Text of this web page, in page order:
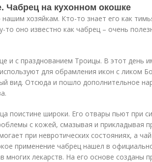
Чабрец на кухонном окошке
хозяйкам. Кто-то знает его как
то оно известно как чабрец – очень
и с празднованием Троицы. В этот день
для обрамления икон с ликом
вид. Отсюда и пошло дополнительное
поистине широки. Его отвары пьют при
с кожей, смазывая и прикладывая
при невротических состояниях, а
применение чабрец нашел в
многих лекарств. На его основе созданы